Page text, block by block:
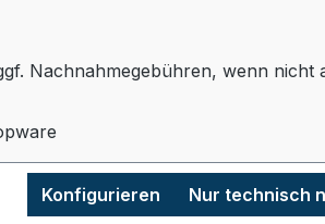
Nachnahmegebühren, wenn nicht
Nur technisch
Konfigurieren